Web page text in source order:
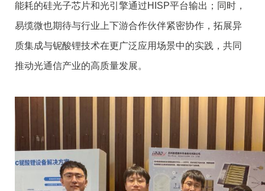
能耗的硅光子芯片和光引擎通过HISP平台输出；同时，
易缆微也期待与行业上下游合作伙伴紧密协作，拓展异
质集成与铌酸锂技术在更广泛应用场景中的实践，共同
推动光通信产业的高质量发展。